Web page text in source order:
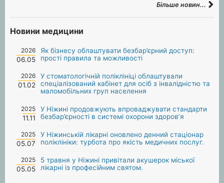
Більше новин...
Новини медицини
2026
06.05
Як бізнесу облаштувати безбар’єрний доступ:
прості правила та можливості
2026
01.02
У стоматологічній поліклініці облаштували
спеціалізований кабінет для осіб з інвалідністю та
маломобільних груп населення
2025
11.11
У Ніжині продовжують впроваджувати стандарти
безбар’єрності в системі охорони здоров’я
2025
05.07
У Ніжинській лікарні оновлено денний стаціонар
поліклініки: турбота про якість медичних послуг.
2025
05.05
5 травня у Ніжині привітали акушерок міської
лікарні із професійним святом.